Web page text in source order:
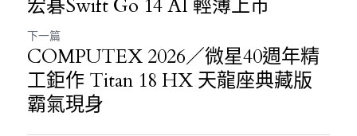
宏碁Swift Go 14 AI 輕薄上市
下一篇
COMPUTEX 2026／微星40週年精
工鉅作 Titan 18 HX 天龍座典藏版
霸氣現身